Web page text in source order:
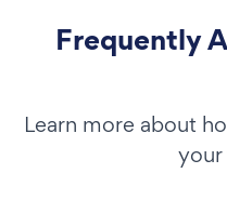
Frequently
Learn more about
your